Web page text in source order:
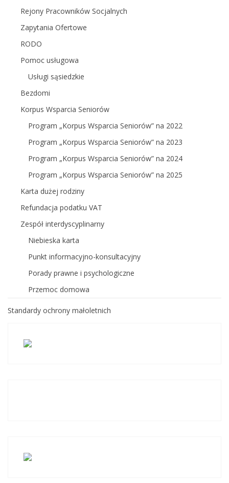
Rejony Pracowników Socjalnych
Zapytania Ofertowe
RODO
Pomoc usługowa
Usługi sąsiedzkie
Bezdomi
Korpus Wsparcia Seniorów
Program „Korpus Wsparcia Seniorów” na 2022
Program „Korpus Wsparcia Seniorów” na 2023
Program „Korpus Wsparcia Seniorów” na 2024
Program „Korpus Wsparcia Seniorów” na 2025
Karta dużej rodziny
Refundacja podatku VAT
Zespół interdyscyplinarny
Niebieska karta
Punkt informacyjno-konsultacyjny
Porady prawne i psychologiczne
Przemoc domowa
Standardy ochrony małoletnich